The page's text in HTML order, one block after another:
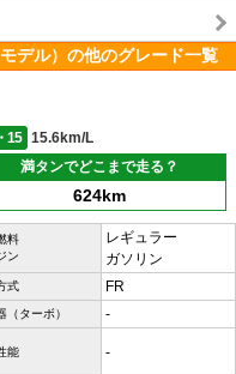
デル）の他のグレード一覧
15
15.6km/L
満タンでどこまで走る？
624km
料
ン
レギュラー
ガソリン
式 FR
（ターボ） -
能 -